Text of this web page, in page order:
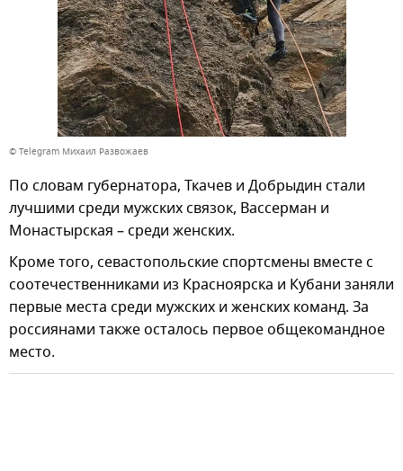
© Telegram Михаил Развожаев
По словам губернатора, Ткачев и Добрыдин стали
лучшими среди мужских связок, Вассерман и
Монастырская – среди женских.
Кроме того, севастопольские спортсмены вместе с
соотечественниками из Красноярска и Кубани заняли
первые места среди мужских и женских команд. За
россиянами также осталось первое общекомандное
место.